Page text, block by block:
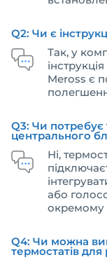
Q2: Чи є
Так, у
Meross є
Q3: Чи потребує
центрального
Ні,
або
окремому
Q4: Чи можна
термостатів для